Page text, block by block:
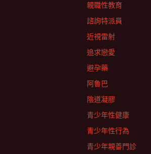
親職性教育
諮詢特派員
近視雷射
追求戀愛
避孕藥
阿魯巴
陰道凝膠
青少年性健康
青少年性行為
青少年親善門診